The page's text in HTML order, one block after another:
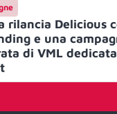
rilancia Delicious
e una
di VML